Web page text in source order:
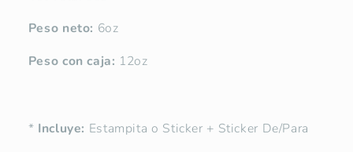
Peso neto: 6oz
Peso con caja: 12oz
* Incluye: Estampita o Sticker + Sticker De/Para